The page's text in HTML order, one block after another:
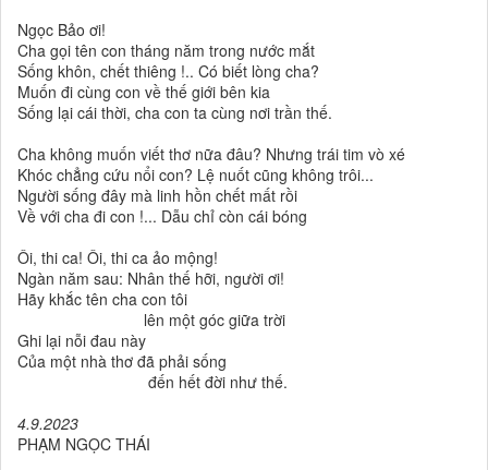
Ngọc Bảo ơi!
Cha gọi tên con tháng năm trong nước mắt
Sống khôn, chết thiêng !.. Có biết lòng cha?
Muốn đi cùng con về thế giới bên kia
Sống lại cái thời, cha con ta cùng nơi trần thế.
Cha không muốn viết thơ nữa đâu? Nhưng trái tim vò xé
Khóc chẳng cứu nổi con? Lệ nuốt cũng không trôi...
Người sống đây mà linh hồn chết mất rồi
Về với cha đi con !... Dẫu chỉ còn cái bóng
Ôi, thi ca! Ôi, thi ca ảo mộng!
Ngàn năm sau: Nhân thế hỡi, người ơi!
Hãy khắc tên cha con tôi
lên một góc giữa trời
Ghi lại nỗi đau này
Của một nhà thơ đã phải sống
đến hết đời như thế.
4.9.2023
PHẠM NGỌC THÁI